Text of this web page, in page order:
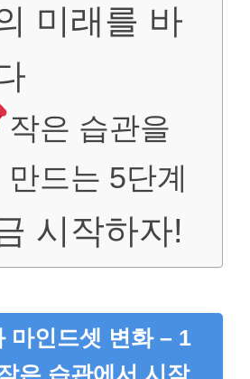
미래를 바
작은 습관을
만드는 5단계
시작하자!
마인드셋 변화 – 1